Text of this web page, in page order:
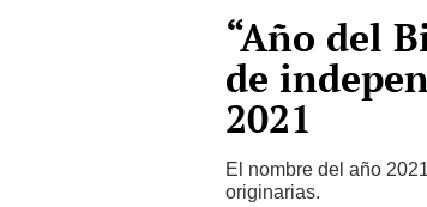
“Año del
de
2021
El nombre del año
originarias.